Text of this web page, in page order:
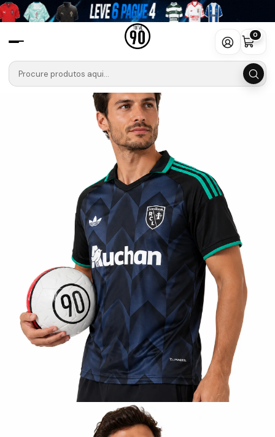
0
Início Camisolas Ligue 1 Uber Eats
Lens
Camisola Lens Alternativa Equipamento 2026-2027